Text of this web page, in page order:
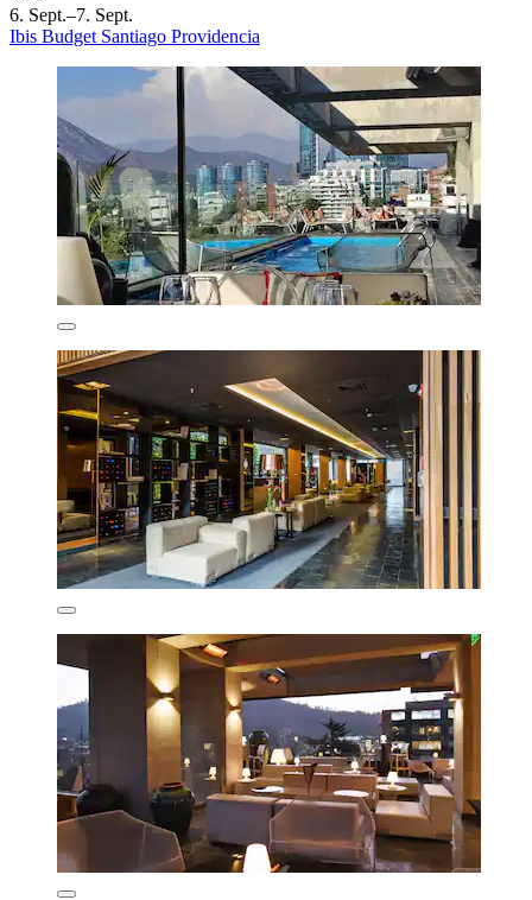
6. Sept.–7. Sept.
Ibis Budget Santiago Providencia